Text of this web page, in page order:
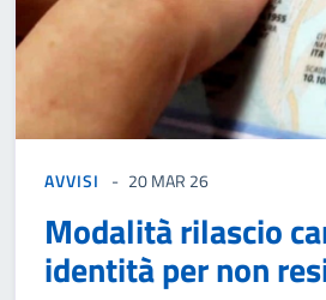
AVVISI 20 MAR 26
Modalità rilascio
identità per non